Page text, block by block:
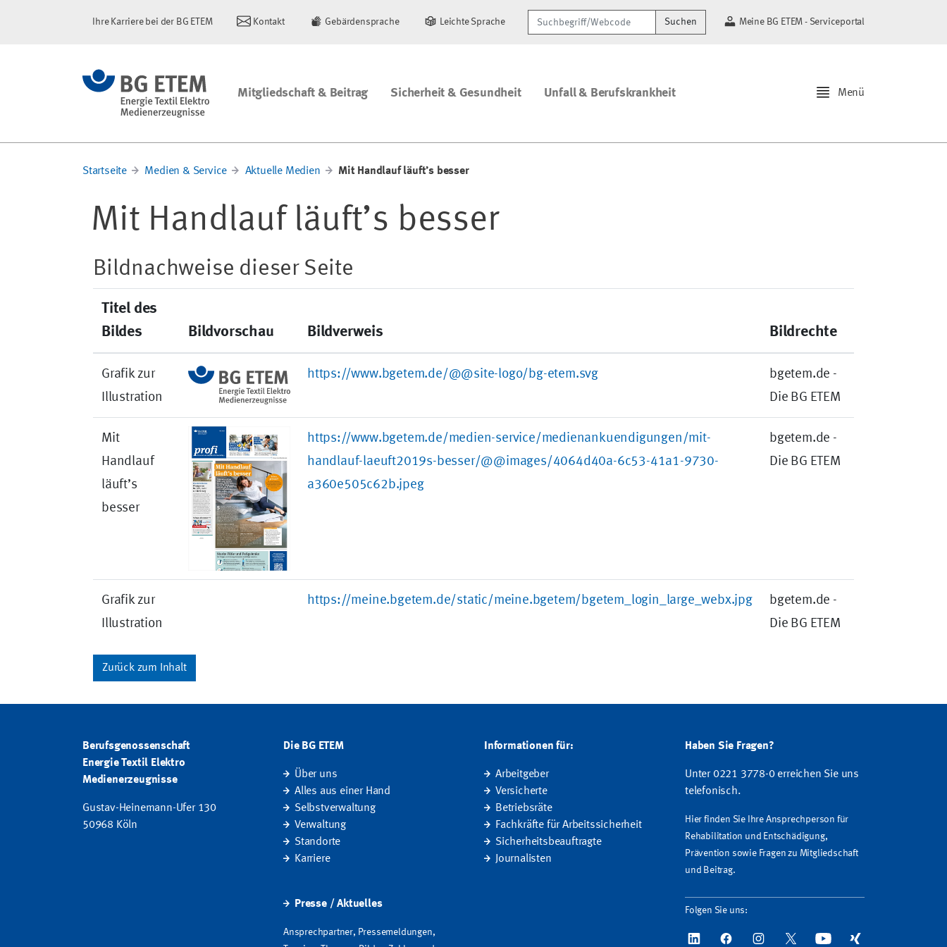
Ihre Karriere bei der BG ETEM Kontakt Gebärdensprache Leichte Sprache Suchbegriff/Webcode Suchen Meine BG ETEM - Serviceportal
Mitgliedschaft & Beitrag Sicherheit & Gesundheit Unfall & Berufskrankheit Menü
Startseite Medien & Service Aktuelle Medien Mit Handlauf läuft’s besser
Mit Handlauf läuft’s besser
Bildnachweise dieser Seite
Titel des
Bildes
Bildvorschau Bildverweis Bildrechte
Grafik zur
Illustration
https://www.bgetem.de/@@site-logo/bg-etem.svg
bgetem.de -
Die BG ETEM
Mit
Handlauf
läuft’s
besser
https://www.bgetem.de/medien-service/medienankuendigungen/mit-
handlauf-laeuft2019s-besser/@@images/4064d40a-6c53-41a1-9730-
a360e505c62b.jpeg
bgetem.de -
Die BG ETEM
Grafik zur
Illustration
https://meine.bgetem.de/static/meine.bgetem/bgetem_login_large_webx.jpg
bgetem.de -
Die BG ETEM
Zurück zum Inhalt
Berufsgenossenschaft
Energie Textil Elektro
Medienerzeugnisse
Gustav-Heinemann-Ufer 130
50968 Köln
Die BG ETEM
Über uns
Alles aus einer Hand
Selbstverwaltung
Verwaltung
Standorte
Karriere
Presse / Aktuelles
Ansprechpartner, Pressemeldungen,
Informationen für:
Arbeitgeber
Versicherte
Betriebsräte
Fachkräfte für Arbeitssicherheit
Sicherheitsbeauftragte
Journalisten
Haben Sie Fragen?
Unter 0221 3778-0 erreichen Sie uns
telefonisch.
Hier finden Sie Ihre Ansprechperson für
Rehabilitation und Entschädigung,
Prävention sowie Fragen zu Mitgliedschaft
und Beitrag.
Folgen Sie uns: